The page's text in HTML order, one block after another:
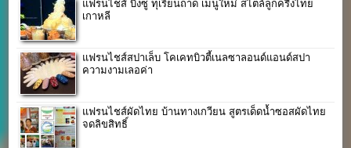
แฟรนไชส์ บิงซู ทุเรียนถาด เมนูใหม่ สไตล์ลูกครึ่งไทย
เกาหลี
แฟรนไชส์สปาเล็บ โคเคทบิวตี้เนลซาลอนด์แอนด์สปา
ความงามเลอค่า
แฟรนไชส์ผัดไทย บ้านทางเกวียน สูตรเด็ดน้ำซอสผัดไทย
จดลิขสิทธิ์